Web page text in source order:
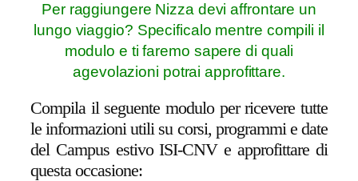
Per raggiungere Nizza devi affrontare un
lungo viaggio? Specificalo mentre compili il
modulo e ti faremo sapere di quali
agevolazioni potrai approfittare.
Compila il seguente modulo per ricevere tutte
le informazioni utili su corsi, programmi e date
del Campus estivo ISI-CNV e approfittare di
questa occasione: